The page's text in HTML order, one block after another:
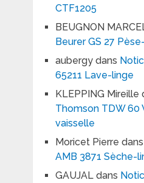
CTF1205
BEUGNON
Beurer GS 27
aubergydans
65211 Lave-linge
KLEPPING Mireille
Thomson TDW 60
vaisselle
Moricet Pierre dans
AMB 3871 Sèche-
GAUJALdans